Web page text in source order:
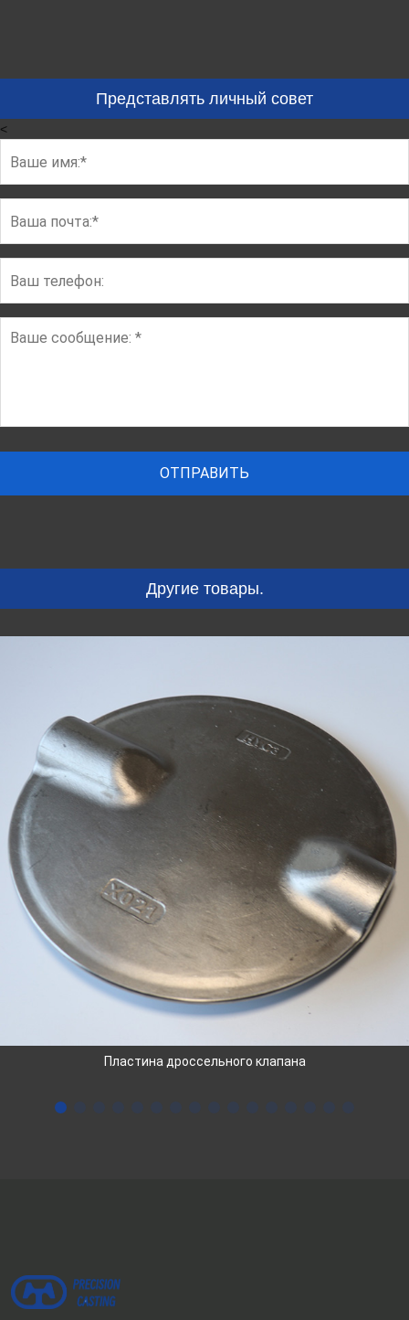
Представлять личный совет
<
Другие товары.
Пластина дроссельного клапана